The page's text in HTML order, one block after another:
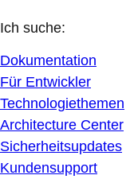
Ich suche:
Dokumentation
Für Entwickler
Technologiethemen
Architecture Center
Sicherheitsupdates
Kundensupport